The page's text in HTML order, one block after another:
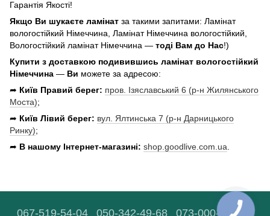
Гарантія Якості!
Якщо Ви шукаєте ламінат за такими запитами: Ламінат
вологостійкий Німеччина, Ламінат Німеччина вологостійкий,
Вологостійкий ламінат Німеччина — тоді Вам до Нас!)
Купити з доставкою подивившись ламінат вологостійкий
Німеччина — Ви можете за адресою:
➦ Київ Правий берег: пров. Ізяславський 6 (р-н Жилянського
Моста);
➦ Київ Лівий берег: вул. Ялтинська 7 (р-н Дарницького
Ринку);
➦ В нашому Інтернет-магазині: shop.goodlive.com.ua
067-519-54-04 050-342-49-68 073-000-90-03